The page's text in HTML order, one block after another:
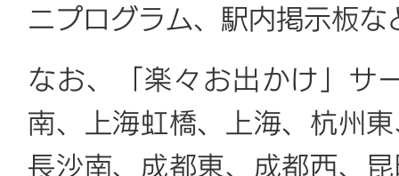
ニプログラム、駅内掲示板
なお、「楽々お出かけ」サ
南、上海虹橋、上海、杭州